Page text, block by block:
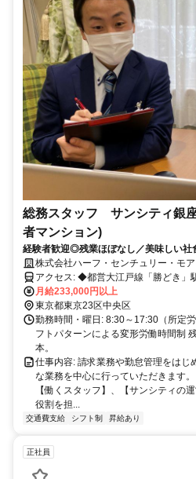
総務スタッフ サンシティ銀
者マンション)
経験者歓迎◎残業ほぼなし／美味しい社
充実した福利厚生
株式会社ハーフ・センチュリー・モア
アクセス: ◆都営大江戸線「勝どき」駅より徒歩5分 ◆都営大江戸線
「月島」駅より徒歩7分
月給233,000円以上
東京都東京23区中央区
勤務時間・曜日: 8:30～17:30（所定
フトパターンによる変形労働時間制
本。
仕事内容: 請求業務や勤怠管理をはじ
な業務を中心に行っていただきます
【働くスタッフ】、【サンシティの
役割を担...
交通費支給 シフト制 昇給あり
正社員